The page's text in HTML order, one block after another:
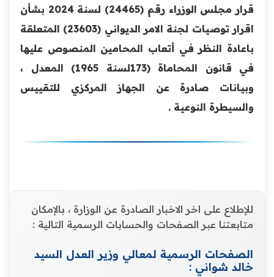
قرار مجلس الوزراء رقم (24465) لسنة 2024 بشأن
اقرار توصيات لجنة الامر الديواني (23603) المتعلقة
باعادة النظر في أتعاب المحامين المنصوص عليها
في قانون المحاماة (173لسنة 1965) المعدل ،
وبيانات صادرة عن الجهاز المركزي للتقييس
والسيطرة النوعية .
للإطلاع على اخر الاخبار الصادرة عن الوزارة ، بالإمكان
متابعتنا عبر الصفحات والحسابات الرسمية التالية :
الصفحات الرسمية لمعالي وزير العدل السيد
خالد شواني :